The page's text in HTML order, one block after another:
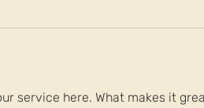
service here. What makes it